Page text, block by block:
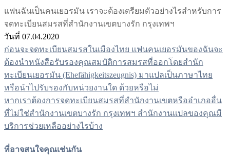
แฟนฉันเป็นคนเยอรมัน เราจะต้องเตรียมตัวอย่างไรสำหรับการ
จดทะเบียนสมรสที่สำนักงานเขตบางรัก กรุงเทพฯ
วันที่ 07.04.2020
แนะแนว
เรื่อง
ก่อนจะจดทะเบียนสมรสในเมืองไทย แฟนคนเยอรมันของฉันจะ
ต้องนำหนังสือรับรองคุณสมบัติการสมรสที่ออกโดยสำนัก
ทะเบียนเยอรมัน (Ehefähigkeitszeugnis) มาแปลเป็นภาษาไทย
หรือนำไปรับรองกับหน่วยงานใด ด้วยหรือไม่
หากเราต้องการจดทะเบียนสมรสที่สำนักงานเขตหรืออำเภออื่น
ที่ไม่ใช่สำนักงานเขตบางรัก กรุงเทพฯ สำนักงานแปลของคุณมี
บริการช่วยเหลืออย่างไรบ้าง
ที่อาจสนใจคุณเช่นกัน